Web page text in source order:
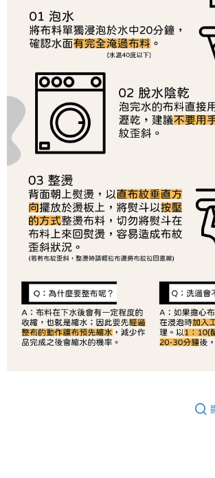
【注意事項】
１．透過由恩沛科技股份有限公司提供之「AFTEE先
易，需依本服務之必要範圍內提供個人資料，並將交
權轉讓予恩沛科技股份有限公司。
https://aftee.tw/terms/#terms3
３．未成年的使用者請事先徵得法定代理人或監護人之
「AFTEE先享後付」，若未經同意申辦者引起之損失
４．使用「AFTEE先享後付」時，將依據個別帳號之
時審查核予不同之上限額度；若仍有額度不足之情形
請求用戶進行身份認證。
５．嚴禁一人註冊多個帳號或使用他人資訊註冊。若發
恩沛科技股份有限公司將有權停止該用戶之使用額度並